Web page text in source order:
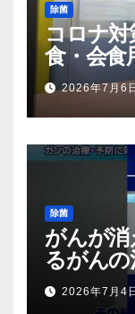
除菌
コロナ
食・会食
（マスク
放送のＴ
2026年7月6
除菌
がんが消
るがん
2026年7月4